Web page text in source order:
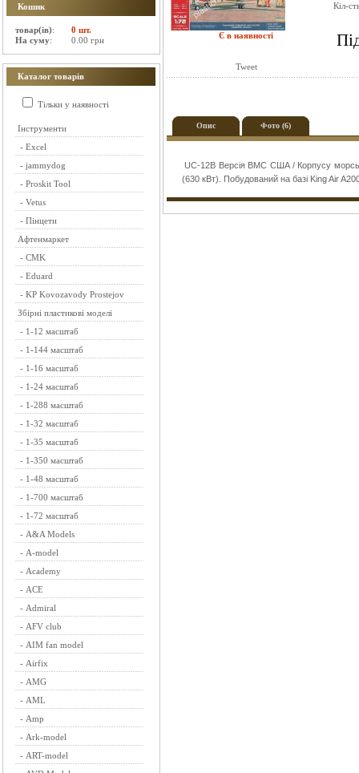
Кошик
товар(ів):
0 шт.
На суму: 0.00 грн
Каталог товарів
Тільки у наявності
Інструменти
- Excel
- jammydog
- Proskit Tool
- Vetus
- Пінцети
Афтенмаркет
- CMK
- Eduard
- KP Kovozavody Prostejov
Збірні пластикові моделі
- 1-12 масштаб
- 1-144 масштаб
- 1-16 масштаб
- 1-24 масштаб
- 1-288 масштаб
- 1-32 масштаб
- 1-35 масштаб
- 1-350 масштаб
- 1-48 масштаб
- 1-700 масштаб
- 1-72 масштаб
- A&A Models
- A-model
- Academy
- ACE
- Admiral
- AFV club
- AIM fan model
- Airfix
- AMG
- AML
- Amp
- Ark-model
- ART-model
Є в наявності
Tweet
Кіл-
Опис Фото (6)
UC-12B Версія ВМС США / Корпусу
(630 кВт). Побудований на базі King Air